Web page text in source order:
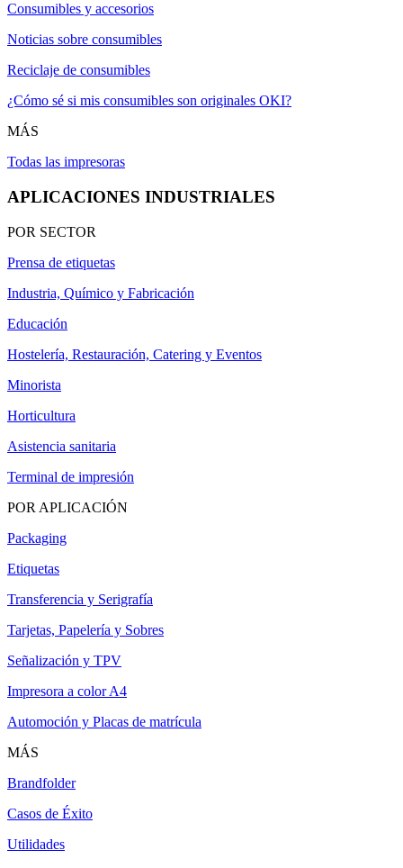
Consumibles y accesorios
Noticias sobre consumibles
Reciclaje de consumibles
¿Cómo sé si mis consumibles son originales OKI?
MÁS
Todas las impresoras
APLICACIONES INDUSTRIALES
POR SECTOR
Prensa de etiquetas
Industria, Químico y Fabricación
Educación
Hostelería, Restauración, Catering y Eventos
Minorista
Horticultura
Asistencia sanitaria
Terminal de impresión
POR APLICACIÓN
Packaging
Etiquetas
Transferencia y Serigrafía
Tarjetas, Papelería y Sobres
Señalización y TPV
Impresora a color A4
Automoción y Placas de matrícula
MÁS
Brandfolder
Casos de Éxito
Utilidades